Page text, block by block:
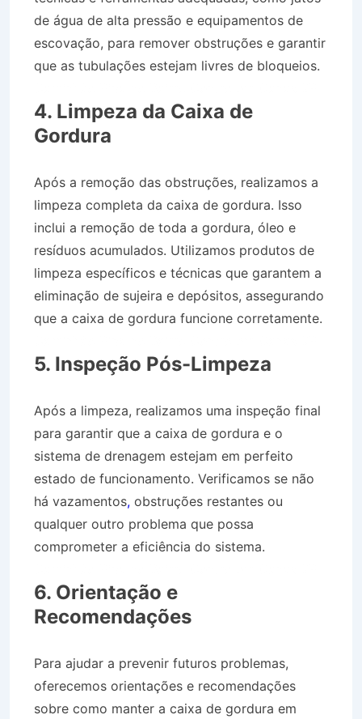
de água de alta pressão e equipamentos de
escovação, para remover obstruções e garantir
que as tubulações estejam livres de bloqueios.
4. Limpeza da Caixa de
Gordura
Após a remoção das obstruções, realizamos a
limpeza completa da caixa de gordura. Isso
inclui a remoção de toda a gordura, óleo e
resíduos acumulados. Utilizamos produtos de
limpeza específicos e técnicas que garantem a
eliminação de sujeira e depósitos, assegurando
que a caixa de gordura funcione corretamente.
5. Inspeção Pós-Limpeza
Após a limpeza, realizamos uma inspeção final
para garantir que a caixa de gordura e o
sistema de drenagem estejam em perfeito
estado de funcionamento. Verificamos se não
há vazamentos, obstruções restantes ou
qualquer outro problema que possa
comprometer a eficiência do sistema.
6. Orientação e
Recomendações
Para ajudar a prevenir futuros problemas,
oferecemos orientações e recomendações
sobre como manter a caixa de gordura em